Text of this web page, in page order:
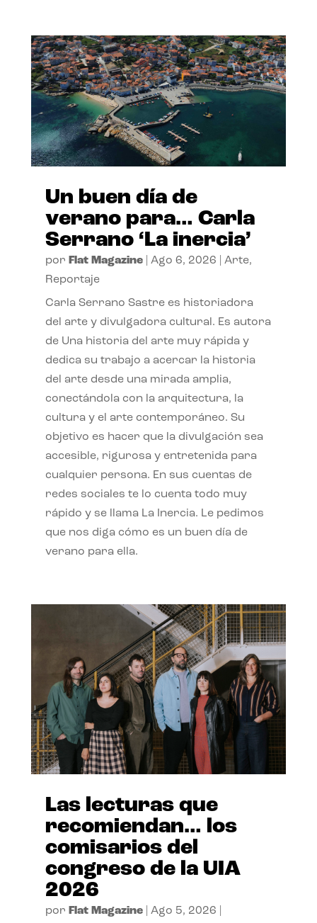
Un buen día de
verano para… Carla
Serrano ‘La inercia’
por Flat Magazine| Ago 6, 2026 Arte,
Reportaje
Carla Serrano Sastre es historiadora
del arte y divulgadora cultural. Es autora
de Una historia del arte muy rápida y
dedica su trabajo a acercar la historia
del arte desde una mirada amplia,
conectándola con la arquitectura, la
cultura y el arte contemporáneo. Su
objetivo es hacer que la divulgación sea
accesible, rigurosa y entretenida para
cualquier persona. En sus cuentas de
redes sociales te lo cuenta todo muy
rápido y se llama La Inercia. Le pedimos
que nos diga cómo es un buen día de
verano para ella.
Las lecturas que
recomiendan… los
comisarios del
congreso de la UIA
2026
por Flat Magazine| Ago 5, 2026